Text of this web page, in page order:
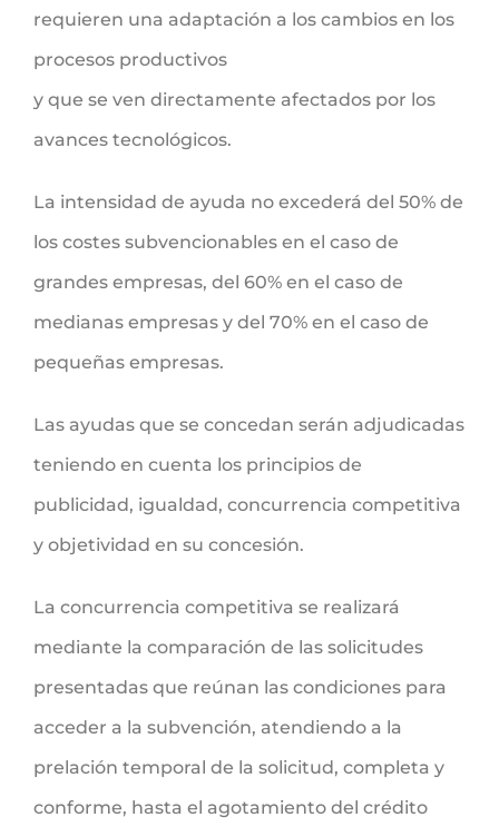
requieren una adaptación a los cambios en los
procesos productivos
y que se ven directamente afectados por los
avances tecnológicos.
La intensidad de ayuda no excederá del 50% de
los costes subvencionables en el caso de
grandes empresas, del 60% en el caso de
medianas empresas y del 70% en el caso de
pequeñas empresas.
Las ayudas que se concedan serán adjudicadas
teniendo en cuenta los principios de
publicidad, igualdad, concurrencia competitiva
y objetividad en su concesión.
La concurrencia competitiva se realizará
mediante la comparación de las solicitudes
presentadas que reúnan las condiciones para
acceder a la subvención, atendiendo a la
prelación temporal de la solicitud, completa y
conforme, hasta el agotamiento del crédito